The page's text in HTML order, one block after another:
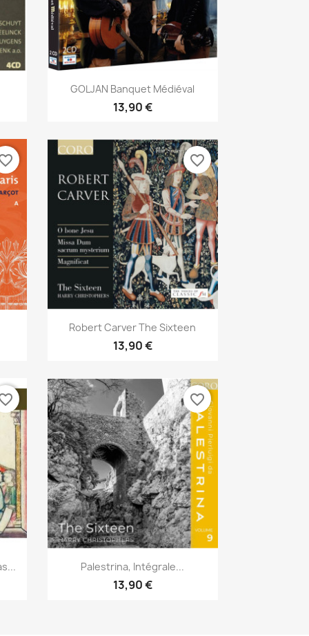
Aperçu rapide
GOLJAN Banquet Médiéval
13,90 €
Aperçu rapide
Robert Carver The Sixteen
13,90 €
favorite_border
Aperçu rapide
Palestrina, Intégrale...
13,90 €
favorite_border